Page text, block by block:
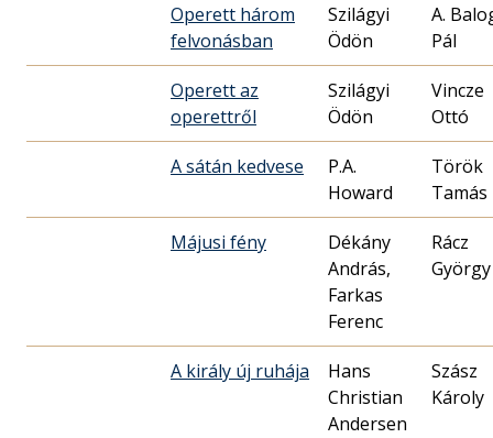
Operett három
felvonásban
Szilágyi
Ödön
A.
Pál
Operett az
operettről
Szilágyi
Ödön
Vincze
Ottó
A sátán kedvese
P.A.
Howard
Török
Tamás
Májusi fény
Dékány
András,
Farkas
Ferenc
Rácz
György
A király új ruhája
Hans
Christian
Andersen
Szász
Károly